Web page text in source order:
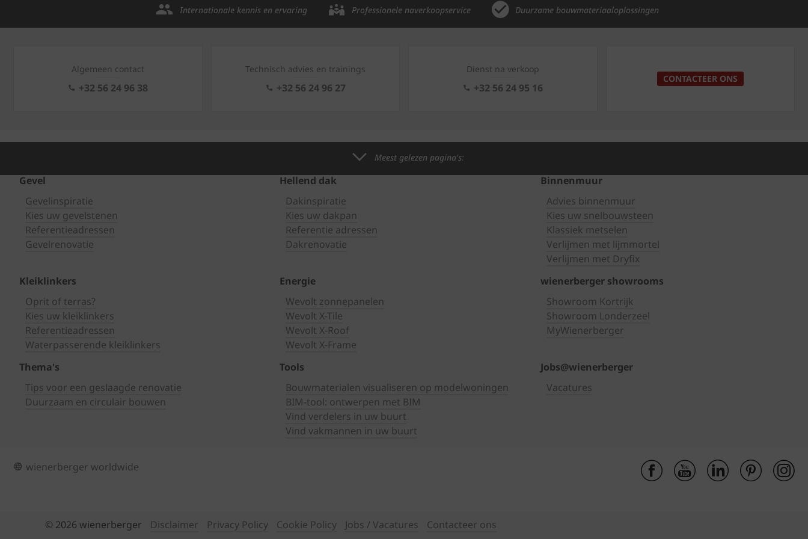
Internationale kennis en ervaring Professionele naverkoopservice Duurzame bouwmateriaaloplossingen
Algemeen contact
+32 56 24 96 38
Technisch advies en trainings
+32 56 24 96 27
Dienst na verkoop
+32 56 24 95 16
CONTACTEER ONS
Meest gelezen pagina's:
Gevel
Gevelinspiratie
Kies uw gevelstenen
Referentieadressen
Gevelrenovatie
Hellend dak
Dakinspiratie
Kies uw dakpan
Referentie adressen
Dakrenovatie
Binnenmuur
Advies binnenmuur
Kies uw snelbouwsteen
Klassiek metselen
Verlijmen met lijmmortel
Verlijmen met Dryfix
Kleiklinkers
Oprit of terras?
Kies uw kleiklinkers
Referentieadressen
Waterpasserende kleiklinkers
Energie
Wevolt zonnepanelen
Wevolt X-Tile
Wevolt X-Roof
Wevolt X-Frame
wienerberger showrooms
Showroom Kortrijk
Showroom Londerzeel
MyWienerberger
Thema's
Tips voor een geslaagde renovatie
Duurzaam en circulair bouwen
Tools
Bouwmaterialen visualiseren op modelwoningen
BIM-tool: ontwerpen met BIM
Vind verdelers in uw buurt
Vind vakmannen in uw buurt
Jobs@wienerberger
Vacatures
wienerberger worldwide
© 2026 wienerberger Disclaimer Privacy Policy Cookie Policy Jobs / Vacatures
Contacteer ons